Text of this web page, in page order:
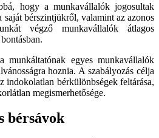
hogy a munkavállalók jogosultak
saját bérszintjükről, valamint az azonos
végző munkavállalók átlagos
egyes munkavállalók
hoznia. A szabályozás célja
indokolatlan bérkülönbségek feltárása,
megismerhetősége.
bérsávok